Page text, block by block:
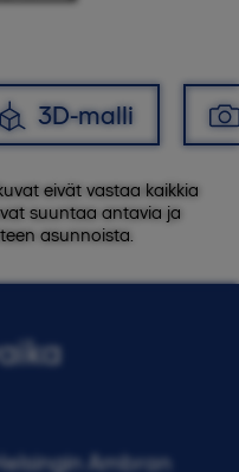
3D-malli
eivät vastaa kaikkia
suuntaa antavia ja
asunnoista.
Ambran